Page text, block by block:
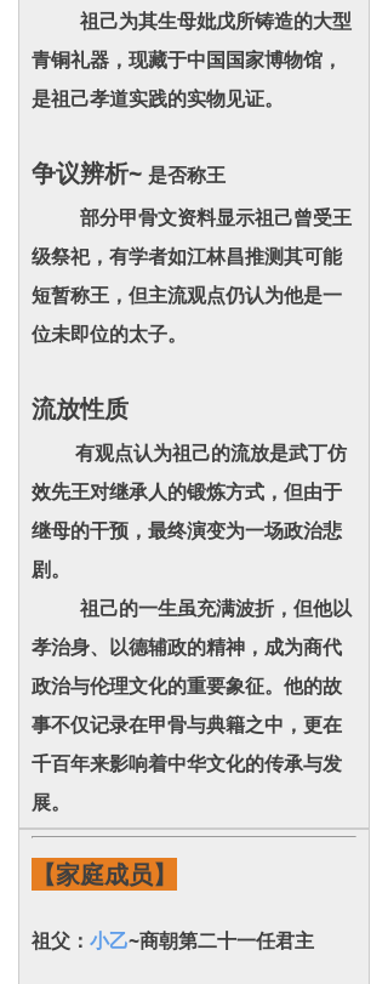
祖己为其生母妣戊所铸造的大型
青铜礼器，现藏于中国国家博物馆，
是祖己孝道实践的实物见证。
争议辨析~ 是否称王
部分甲骨文资料显示祖己曾受王
级祭祀，有学者如江林昌推测其可能
短暂称王，但主流观点仍认为他是一
位未即位的太子。
流放性质
有观点认为祖己的流放是武丁仿
效先王对继承人的锻炼方式，但由于
继母的干预，最终演变为一场政治悲
剧。
祖己的一生虽充满波折，但他以
孝治身、以德辅政的精神，成为商代
政治与伦理文化的重要象征。他的故
事不仅记录在甲骨与典籍之中，更在
千百年来影响着中华文化的传承与发
展。
【家庭成员】
祖父： 小乙~商朝第二十一任君主